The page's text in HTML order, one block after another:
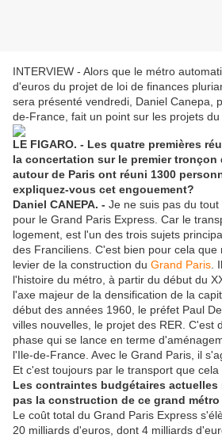
INTERVIEW - Alors que le métro
d'euros du projet de loi de finances
sera présenté vendredi, Daniel Canepa,
de-France, fait un point sur les projets du
LE FIGARO. - Les quatre premières
la concertation sur le premier tronçon
autour de Paris ont réuni 1300
expliquez-vous cet engouement?
Daniel CANEPA. - Je ne suis pas du
pour le Grand Paris Express. Car le
logement, est l'un des trois sujets
des Franciliens. C'est bien pour cela que
levier de la construction du Grand Paris
l'histoire du métro, à partir du début du
l'axe majeur de la densification de la
début des années 1960, le préfet Paul
villes nouvelles, le projet des RER. C'est
phase qui se lance en terme
l'Ile-de-France. Avec le Grand Paris, il
Et c'est toujours par le transport que cela
Les contraintes budgétaires actuelles
pas la construction de ce grand
Le coût total du Grand Paris Express
20 milliards d'euros, dont 4 milliards